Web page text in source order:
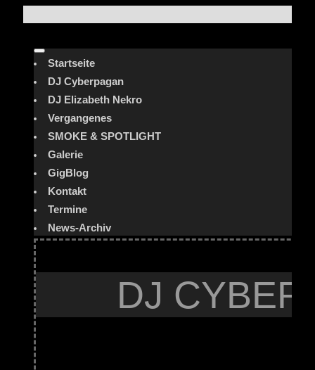
Startseite
DJ Cyberpagan
DJ Elizabeth Nekro
Vergangenes
SMOKE & SPOTLIGHT
Galerie
GigBlog
Kontakt
Termine
News-Archiv
DJ